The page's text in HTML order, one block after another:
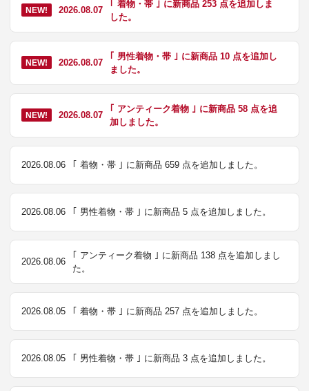
NEW! 2026.08.07
｢ 着物・帯 ｣ に新商品 253 点を追加しま
した。
NEW! 2026.08.07
｢ 男性着物・帯 ｣ に新商品 10 点を追加し
ました。
NEW! 2026.08.07
｢ アンティーク着物 ｣ に新商品 58 点を追
加しました。
2026.08.06 ｢ 着物・帯 ｣ に新商品 659 点を追加しました。
2026.08.06 ｢ 男性着物・帯 ｣ に新商品 5 点を追加しました。
2026.08.06
｢ アンティーク着物 ｣ に新商品 138 点を追加しまし
た。
2026.08.05 ｢ 着物・帯 ｣ に新商品 257 点を追加しました。
2026.08.05 ｢ 男性着物・帯 ｣ に新商品 3 点を追加しました。